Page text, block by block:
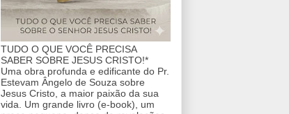
TUDO O QUE VOCÊ PRECISA
SABER SOBRE JESUS CRISTO!*
Uma obra profunda e edificante do Pr.
Estevam Ângelo de Souza sobre
Jesus Cristo, a maior paixão da sua
vida. Um grande livro (e-book), um